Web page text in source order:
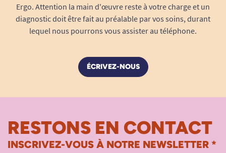
Ergo. Attention la main d'œuvre reste à votre charge et un
diagnostic doit être fait au préalable par vos soins, durant
lequel nous pourrons vous assister au téléphone.
ÉCRIVEZ-NOUS
RESTONS EN CONTACT
INSCRIVEZ-VOUS À NOTRE NEWSLETTER *